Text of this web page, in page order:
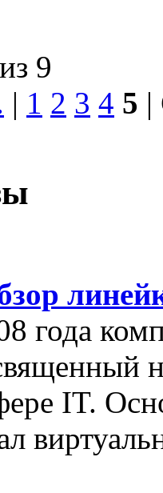
9
| 1 2 3 4 5 |
года
IT.